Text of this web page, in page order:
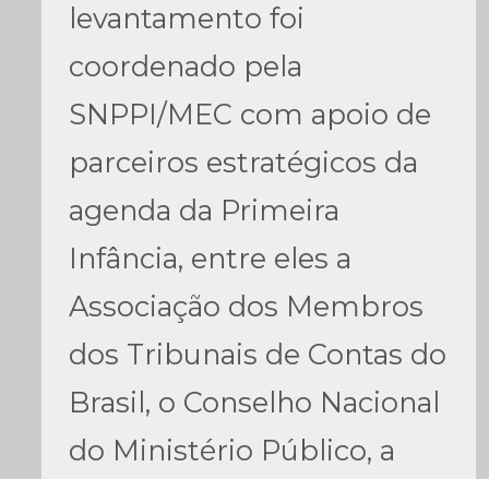
levantamento foi
coordenado pela
SNPPI/MEC com apoio de
parceiros estratégicos da
agenda da Primeira
Infância, entre eles a
Associação dos Membros
dos Tribunais de Contas do
Brasil, o Conselho Nacional
do Ministério Público, a